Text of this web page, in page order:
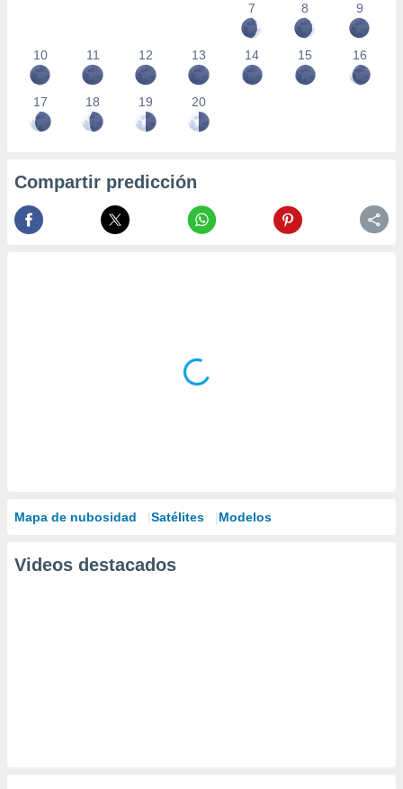
7
8 9
10 11 12 13 14 15 16
17 18 19 20
Compartir predicción
Mapa de nubosidad Satélites Modelos
Videos destacados